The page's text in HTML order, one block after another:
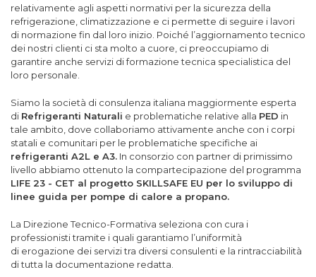
relativamente agli aspetti normativi per la sicurezza della
refrigerazione, climatizzazione e ci permette di seguire i lavori
di normazione fin dal loro inizio. Poiché l’aggiornamento tecnico
dei nostri clienti ci sta molto a cuore, ci preoccupiamo di
garantire anche servizi di formazione tecnica specialistica del
loro personale.
Siamo la società di consulenza italiana maggiormente esperta
di Refrigeranti Naturali e problematiche relative alla PED in
tale ambito, dove collaboriamo attivamente anche con i corpi
statali e comunitari per le problematiche specifiche ai
refrigeranti A2L e A3. In consorzio con partner di primissimo
livello abbiamo ottenuto la compartecipazione del programma
LIFE 23 - CET al progetto SKILLSAFE EU per lo sviluppo di
linee guida per pompe di calore a propano.
La Direzione Tecnico-Formativa seleziona con cura i
professionisti tramite i quali garantiamo l’uniformità
di erogazione dei servizi tra diversi consulenti e la rintracciabilità
di tutta la documentazione redatta.